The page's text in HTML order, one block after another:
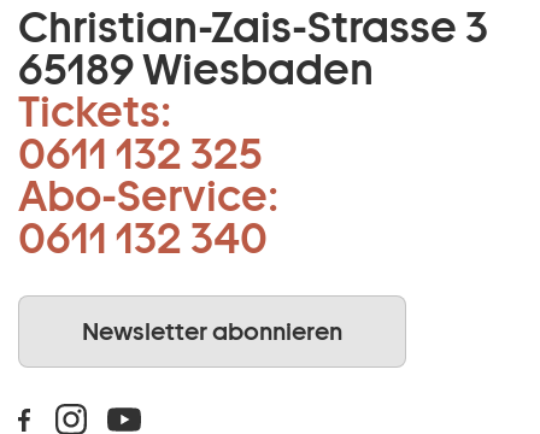
Christian-Zais-Strasse 3
65189 Wiesbaden
Tickets:
0611 132 325
Abo-Service:
0611 132 340
Newsletter abonnieren